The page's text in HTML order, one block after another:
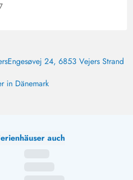
Engesøvej 24, 6853 Vejers Strand
in Dänemark
auch